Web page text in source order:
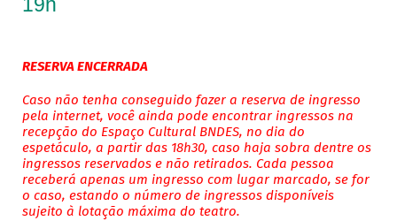
19h
RESERVA ENCERRADA
Caso não tenha conseguido fazer a reserva de ingresso
pela internet, você ainda pode encontrar ingressos na
recepção do Espaço Cultural BNDES, no dia do
espetáculo, a partir das 18h30, caso haja sobra dentre os
ingressos reservados e não retirados. Cada pessoa
receberá apenas um ingresso com lugar marcado, se for
o caso, estando o número de ingressos disponíveis
sujeito à lotação máxima do teatro.